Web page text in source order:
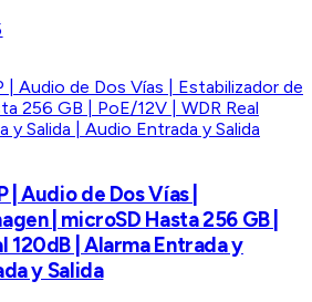
| Audio de Dos Vías |
| microSD Hasta 256 GB |
120dB | Alarma Entrada y
y Salida